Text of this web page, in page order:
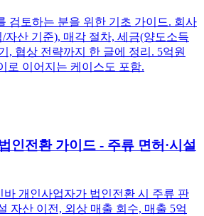
검토하는 분을 위한 기초 가이드. 회사
자산 기준), 매각 절차, 세금(양도소득
, 협상 전략까지 한 글에 정리. 5억원
로 이어지는 케이스도 포함.
인전환 가이드 - 주류 면허·시설
바 개인사업자가 법인전환 시 주류 판
자산 이전, 외상 매출 회수, 매출 5억